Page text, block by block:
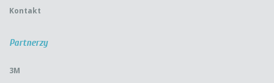
Kontakt
Partnerzy
3M